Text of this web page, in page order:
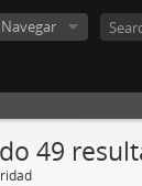
Navegar
49